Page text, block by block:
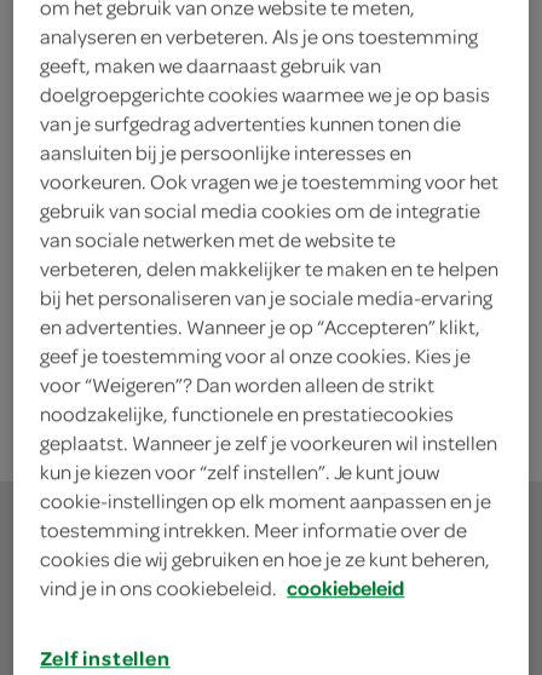
2 Stuks
2.25 kies je SPAR
Mousline aardappelpuree
chreme fraiche en bieslook
2 Stuks
2.45 kies je SPAR
om het gebruik van onze website te meten,
analyseren en verbeteren. Als je ons toestemming
geeft, maken we daarnaast gebruik van
doelgroepgerichte cookies waarmee we je op basis
van je surfgedrag advertenties kunnen tonen die
aansluiten bij je persoonlijke interesses en
voorkeuren. Ook vragen we je toestemming voor het
gebruik van social media cookies om de integratie
van sociale netwerken met de website te
verbeteren, delen makkelijker te maken en te helpen
bij het personaliseren van je sociale media-ervaring
en advertenties. Wanneer je op “Accepteren” klikt,
geef je toestemming voor al onze cookies. Kies je
voor “Weigeren”? Dan worden alleen de strikt
noodzakelijke, functionele en prestatiecookies
geplaatst. Wanneer je zelf je voorkeuren wil instellen
kun je kiezen voor “zelf instellen”. Je kunt jouw
cookie-instellingen op elk moment aanpassen en je
toestemming intrekken. Meer informatie over de
cookies die wij gebruiken en hoe je ze kunt beheren,
vind je in ons cookiebeleid. cookiebeleid
Zelf instellen